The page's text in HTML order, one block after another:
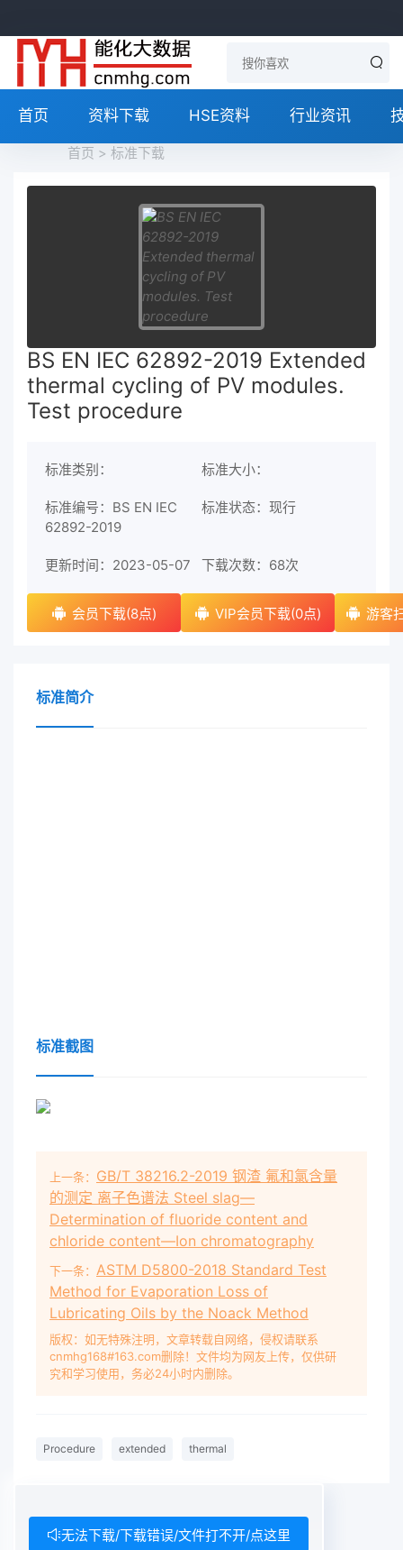
首页 资料下载 HSE资料 行业资讯
首页 > 标准下载
BS EN IEC 62892-2019 Extended
thermal cycling of PV modules.
Test procedure
标准类别： 标准大小：
标准编号：BS EN IEC
62892-2019
标准状态：现行
更新时间：2023-05-07 下载次数： 68次
会员下载(8点) VIP会员下载(0点) 游客
标准简介
标准截图
上一条： GB/T 38216.2-2019 钢渣 氟和氯含量
的测定 离子色谱法 Steel slag—
Determination of fluoride content and
chloride content—Ion chromatography
下一条： ASTM D5800-2018 Standard Test
Method for Evaporation Loss of
Lubricating Oils by the Noack Method
版权：如无特殊注明，文章转载自网络，侵权请联系
cnmhg168#163.com删除！文件均为网友上传，仅供研
究和学习使用，务必24小时内删除。
Procedure extended thermal
无法下载/下载错误/文件打不开/点这里